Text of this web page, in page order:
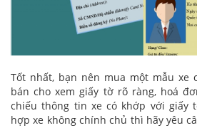
Tốt nhất, bạn nên mua một mẫu xe
bán cho xem giấy tờ rõ ràng, hoá
chiếu thông tin xe có khớp với giấy
hợp xe không chính chủ thì hãy yêu